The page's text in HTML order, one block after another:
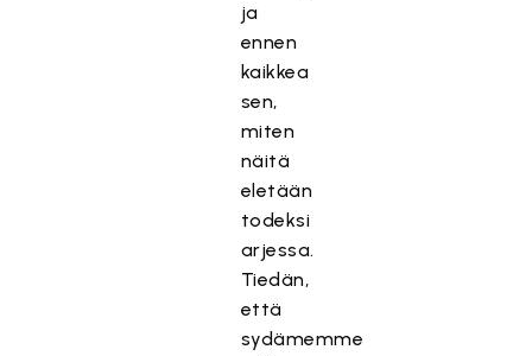
ja
ennen
kaikkea
sen,
miten
näitä
eletään
todeksi
arjessa.
Tiedän,
että
sydämemme